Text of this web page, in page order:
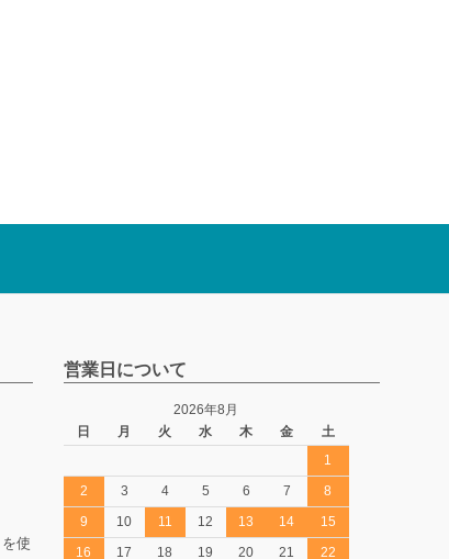
を使
営業日について
2026年8月
日
月 火 水 木 金
土
1
2
3 4 5 6 7
8
9
10 11 12 13 14
15
16
17 18 19 20 21
22